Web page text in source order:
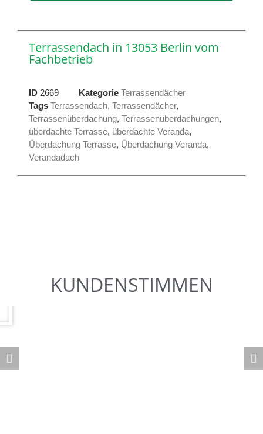
Terrassendach in 13053 Berlin vom
Fachbetrieb
ID 2669 Kategorie Terrassendächer
Tags Terrassendach, Terrassendächer,
Terrassenüberdachung, Terrassenüberdachungen,
überdachte Terrasse, überdachte Veranda,
Überdachung Terrasse, Überdachung Veranda,
Verandadach
KUNDENSTIMMEN